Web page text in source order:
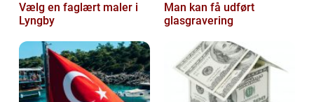
Vælg en faglært maler i
Lyngby
Man kan få udført
glasgravering